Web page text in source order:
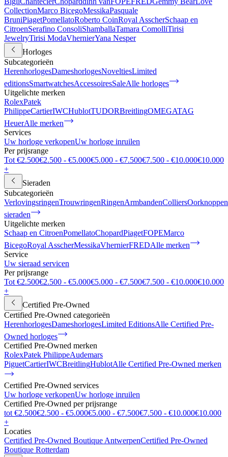
CollectionMarco BicegoMessikaPasquale
BruniPiagetPomellatoRoberto CoinRoyal AsscherSchaap en
CitroenSerafino ConsoliShamballaTamara ComolliTirisi
JewelryTirisi ModaVhernierYana Nesper
Horloges
Subcategorieën
HerenhorlogesDameshorlogesNoveltiesLimited
editionsSmartwatchesAccessoiresSaleAlle horloges
Uitgelichte merken
RolexPatek
PhilippeCartierIWCHublotTUDORBreitlingOMEGATAG
HeuerAlle merken
Services
Uw horloge verkopenUw horloge inruilen
Per prijsrange
Tot €2.500€2.500 - €5.000€5.000 - €7.500€7.500 - €10.000€10.000
+
Sieraden
Subcategorieën
VerlovingsringenTrouwringenRingenArmbandenColliersOorknoppen
sieraden
Uitgelichte merken
Schaap en CitroenPomellatoChopardPiagetFOPEMarco
BicegoRoyal AsscherMessikaVhernierFREDAlle merken
Service
Uw sieraad servicen
Per prijsrange
Tot €2.500€2.500 - €5.000€5.000 - €7.500€7.500 - €10.000€10.000
+
Certified Pre-Owned
Certified Pre-Owned categorieën
HerenhorlogesDameshorlogesLimited EditionsAlle Certified Pre-
Owned horloges
Certified Pre-Owned merken
RolexPatek PhilippeAudemars
PiguetCartierIWCBreitlingHublotAlle Certified Pre-Owned merken
Certified Pre-Owned services
Uw horloge verkopenUw horloge inruilen
Certified Pre-Owned per prijsrange
tot €2.500€2.500 - €5.000€5.000 - €7.500€7.500 - €10.000€10.000
+
Locaties
Certified Pre-Owned Boutique AntwerpenCertified Pre-Owned
Boutique Rotterdam